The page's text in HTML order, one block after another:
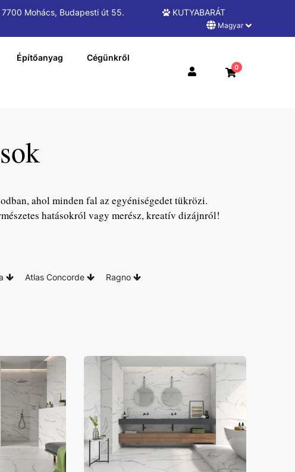
7700 Mohács, Budapesti út 55.
KUTYABARÁT
Magyar
Építőanyag Cégünkről
0
ahol minden fal az egyéniségedet tükrözi.
hatásokról vagy merész, kreatív dizájnról!
Atlas Concorde Ragno